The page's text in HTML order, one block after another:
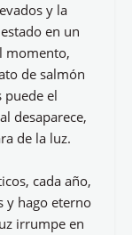
y la
en un
momento,
de salmón
puede el
desaparece,
de la luz.
cada año,
y hago eterno
irrumpe en